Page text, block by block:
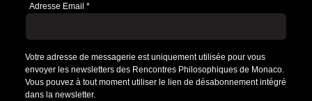
Adresse Email *
Votre adresse de messagerie est uniquement utilisée pour vous
envoyer les newsletters des Rencontres Philosophiques de Monaco.
Vous pouvez à tout moment utiliser le lien de désabonnement intégré
dans la newsletter.